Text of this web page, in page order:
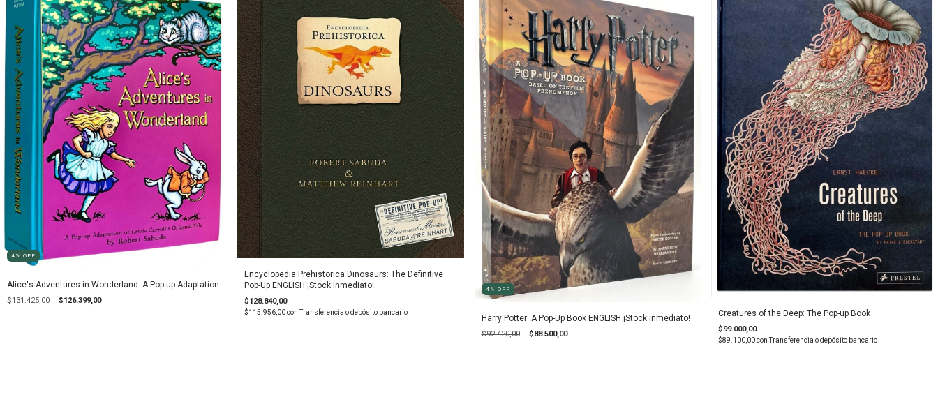
4 % OFF
Alice's Adventures in Wonderland: A Pop-up Adaptation
$131.425,00 $126.399,00
Encyclopedia Prehistorica Dinosaurs: The Definitive
Pop-Up ENGLISH ¡Stock inmediato!
$128.840,00
$115.956,00con Transferencia o depósito bancario
4 % OFF
Harry Potter: A Pop-Up Book ENGLISH ¡Stock inmediato!
$92.420,00 $88.500,00
Creatures of the Deep: The Pop-up Book
$99.000,00
$89.100,00con Transferencia o depósito bancario